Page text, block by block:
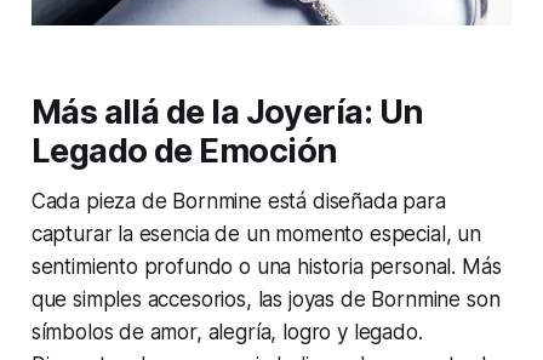
Más allá de la Joyería: Un
Legado de Emoción
Cada pieza de Bornmine está diseñada para
capturar la esencia de un momento especial, un
sentimiento profundo o una historia personal. Más
que simples accesorios, las joyas de Bornmine son
símbolos de amor, alegría, logro y legado.